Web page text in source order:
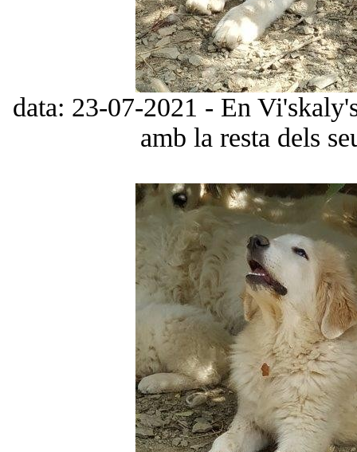
data: 23-07-2021 - En
amb la resta dels